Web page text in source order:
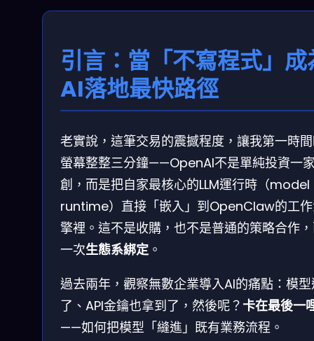
引言：當「不寫程式」成
AI落地最快路徑
老實說，這筆交易的震撼程度，讓我第一時
螢幕整整三分鐘——OpenAI不是單純投資一
創，而是把自家最核心的LLM運行時（model
runtime）直接「嵌入」到OpenClaw的工
擎裡。這不是收購，也不是普通的策略合作
一次生態系綁定。
過去兩年，觀察無數企業導入AI的痛點：模
了、API金鑰也拿到了，然後呢？ 卡在最後一
——如何把模型「縫進」既有業務流程。